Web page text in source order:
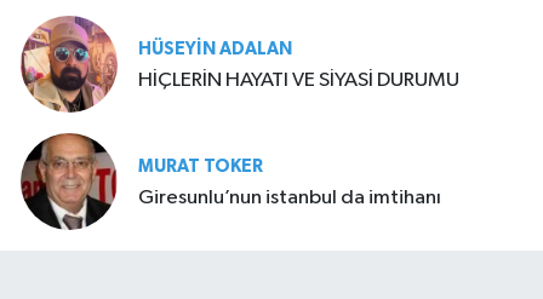
HÜSEYIN ADALAN
HİÇLERİN HAYATI VE SİYASİ DURUMU
MURAT TOKER
Giresunlu’nun istanbul da imtihanı